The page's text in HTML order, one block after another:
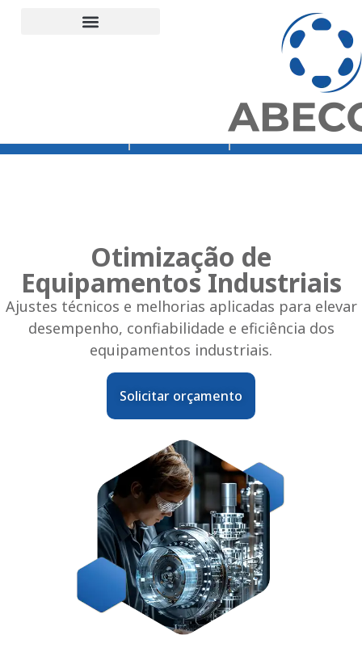
Rede Vibra
Otimização de
Equipamentos Industriais
Ajustes técnicos e melhorias aplicadas para elevar
desempenho, confiabilidade e eficiência dos
equipamentos industriais.
Solicitar orçamento